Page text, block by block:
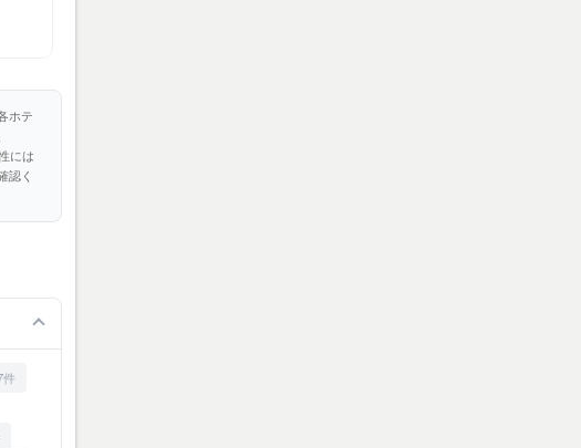
ホテ
には
認く
件